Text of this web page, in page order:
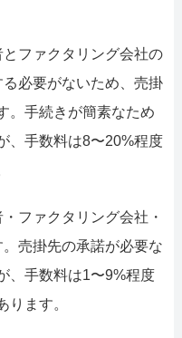
ファクタリング会社の
必要がないため、売掛
。手続きが簡素なため
、手数料は8〜20%程度
ファクタリング会社・
売掛先の承諾が必要な
、手数料は1〜9%程度
ります。